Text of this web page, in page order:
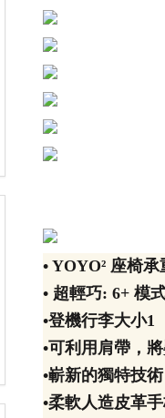
• YOYO² 座椅
• 超輕巧: 6+ 模
•登機行李大小1
•可利用肩帶，
•嶄新的獨特技
•柔軟人造皮革